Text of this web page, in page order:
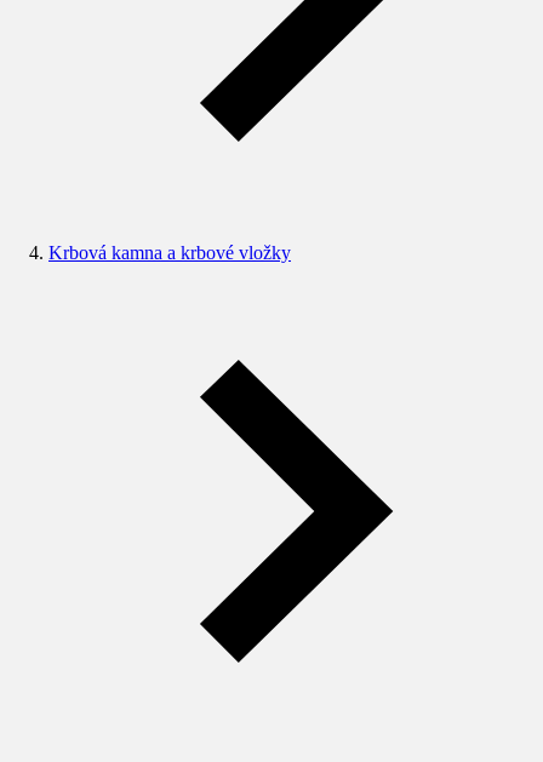
Krbová kamna a krbové vložky